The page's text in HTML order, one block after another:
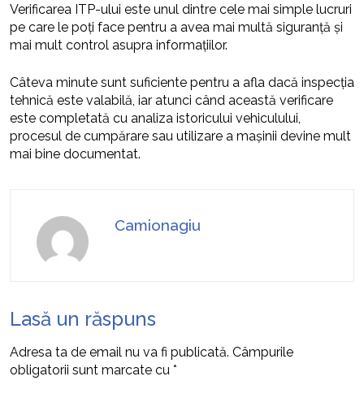
Verificarea ITP-ului este unul dintre cele mai simple lucruri
pe care le poți face pentru a avea mai multă siguranță și
mai mult control asupra informațiilor.
Câteva minute sunt suficiente pentru a afla dacă inspecția
tehnică este valabilă, iar atunci când această verificare
este completată cu analiza istoricului vehiculului,
procesul de cumpărare sau utilizare a mașinii devine mult
mai bine documentat.
Camionagiu
Lasă un răspuns
Adresa ta de email nu va fi publicată. Câmpurile
obligatorii sunt marcate cu *